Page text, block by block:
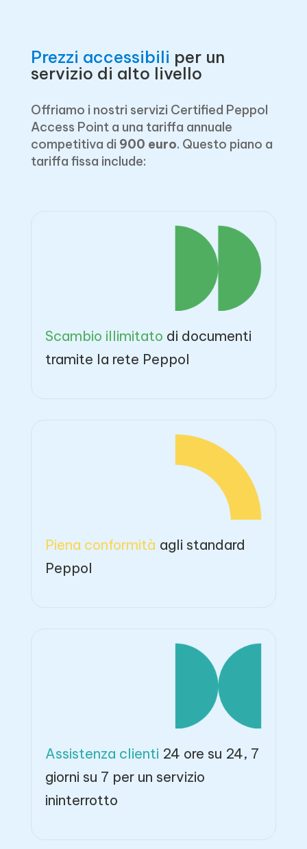
Prezzi accessibili per un
servizio di alto livello
Offriamo i nostri servizi Certified Peppol
Access Point a una tariffa annuale
competitiva di 900 euro. Questo piano a
tariffa fissa include:
Scambio illimitato di documenti
tramite la rete Peppol
Piena conformità agli standard
Peppol
Assistenza clienti 24 ore su 24, 7
giorni su 7 per un servizio
ininterrotto